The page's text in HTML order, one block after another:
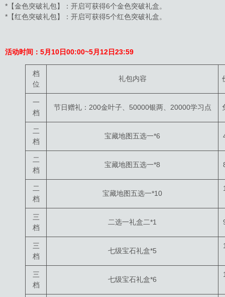
*【金色突破礼包】：开启可获得6个金色突破礼盒。
*【红色突破礼包】：开启可获得5个红色突破礼盒。
活动时间： 5月10日00:00~5月12日23:59
档
位
礼包内容
一
档
节日赠礼：200金叶子、50000银两、20000学习点
二
档
宝藏地图五选一*6
二
档
宝藏地图五选一*8
二
档
宝藏地图五选一*10
三
档
二选一礼盒二*1
三
档
七级宝石礼盒*5
三
档
七级宝石礼盒*6